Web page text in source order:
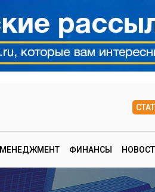
МЕНЕДЖМЕНТ ФИНАНСЫ